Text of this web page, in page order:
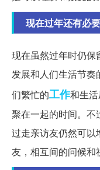
现在过年还有必
现在虽然过年时仍保
发展和人们生活节奏
们繁忙的工作和生
聚在一起的时间。不
过走亲访友仍然可以
友，相互间的问候和